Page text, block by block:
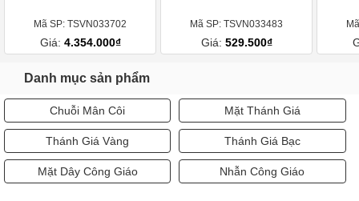
Mã SP: TSVN033702
Giá: 4.354.000₫
Mã SP: TSVN033483
Giá: 529.500₫
Danh mục sản phẩm
Chuỗi Mân Côi Mặt Thánh Giá
Thánh Giá Vàng Thánh Giá Bạc
Mặt Dây Công Giáo Nhẫn Công Giáo